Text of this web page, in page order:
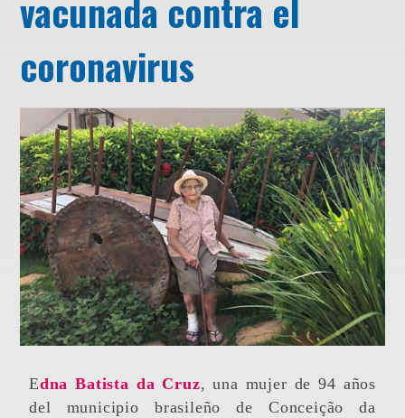
vacunada contra el
coronavirus
Edna Batista da Cruz, una mujer de 94 años
del municipio brasileño de Conceição da